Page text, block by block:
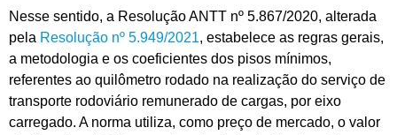
Nesse sentido, a Resolução ANTT nº 5.867/2020, alterada
pela Resolução nº 5.949/2021, estabelece as regras gerais,
a metodologia e os coeficientes dos pisos mínimos,
referentes ao quilômetro rodado na realização do serviço de
transporte rodoviário remunerado de cargas, por eixo
carregado. A norma utiliza, como preço de mercado, o valor